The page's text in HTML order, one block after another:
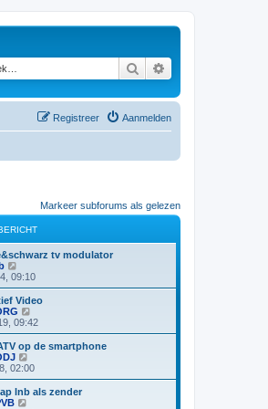
Zoek
Aanmelden
Registreer
Markeer subforums als gelezen
tv modulator
e
k
i
k
a
t
s
e
b
09:10
Video
e
k
k
a
09:42
op de smartphone
e
k
i
02:00
lnb als zender